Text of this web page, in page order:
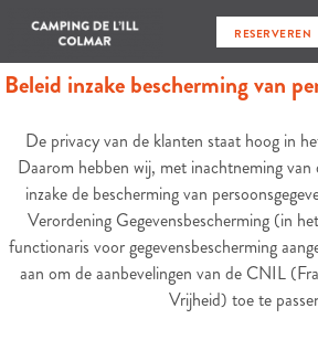
RESERVEREN
Beleid inzake bescherming van
De privacy van de klanten staat hoog in
Daarom hebben wij, met inachtneming van
inzake de bescherming van
Verordening Gegevensbescherming (in
functionaris voor gegevensbescherming
aan om de aanbevelingen van de CNIL
Vrijheid) toe te